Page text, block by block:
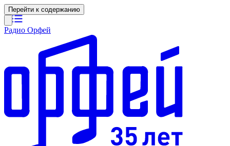
Перейти к содержанию
Радио Орфей